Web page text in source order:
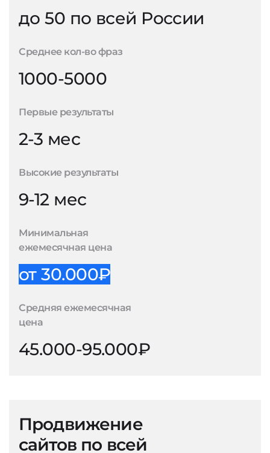
до 50 по всей России
Среднее кол-во фраз
1000-5000
Первые результаты
2-3 мес
Высокие результаты
9-12 мес
Минимальная
ежемесячная цена
от 30.000₽
Средняя ежемесячная
цена
45.000-95.000₽
Продвижение
сайтов по всей